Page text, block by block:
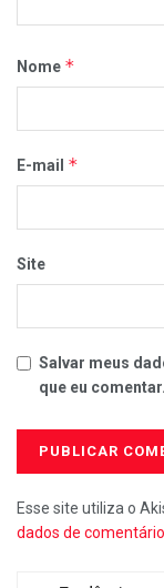
Nome *
E-mail *
Site
Salvar meus
que eu comentar.
Esse site utiliza o
dados de